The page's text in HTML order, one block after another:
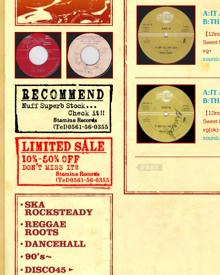
A:IT
【
Sweet
vg+
sound♪
A:IT
【
Sweet
sound♪